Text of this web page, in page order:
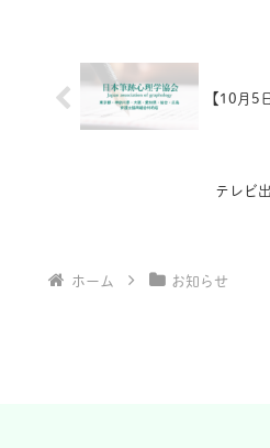
【10月5
テレビ
ホーム お知らせ